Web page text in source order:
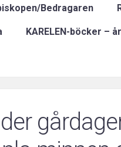
Bedragaren
KARELEN-böcker –